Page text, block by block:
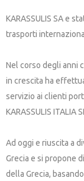
KARASSULIS SA e
trasporti
Nel corso degli anni
in crescita ha
servizio ai clienti
KARASSULIS ITALIA
Ad oggi e riuscita a
Grecia e si propone
della Grecia,